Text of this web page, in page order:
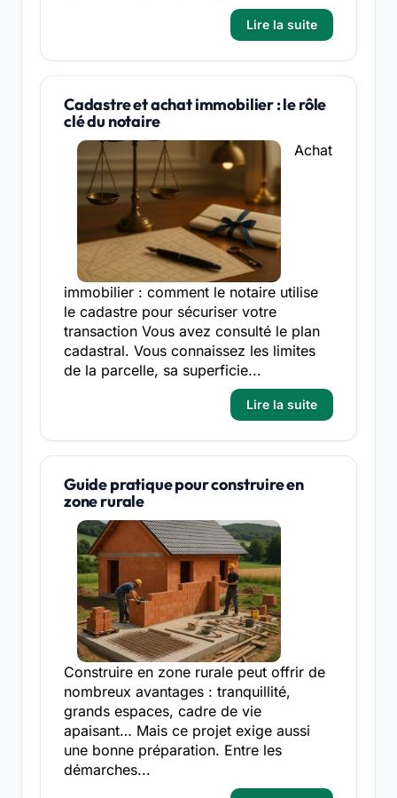
Lire la suite
Cadastre et achat immobilier : le rôle
clé du notaire
Achat
immobilier : comment le notaire utilise
le cadastre pour sécuriser votre
transaction Vous avez consulté le plan
cadastral. Vous connaissez les limites
de la parcelle, sa superficie...
Lire la suite
Guide pratique pour construire en
zone rurale
Construire en zone rurale peut offrir de
nombreux avantages : tranquillité,
grands espaces, cadre de vie
apaisant… Mais ce projet exige aussi
une bonne préparation. Entre les
démarches...